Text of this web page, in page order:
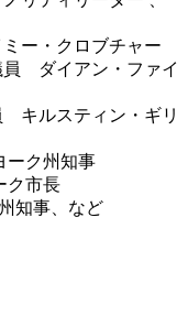
ー・クロブチャー
ダイアン・ファイ
キルスティン・ギリ
ーク州知事
ク市長
知事、など